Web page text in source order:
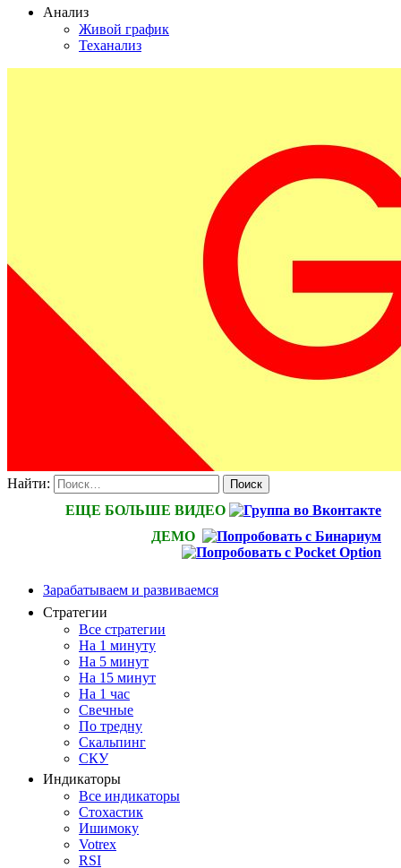
Анализ
Живой график
Теханализ
Найти:
ЕЩЕ БОЛЬШЕ ВИДЕО
ДЕМО
Зарабатываем и развиваемся
Стратегии
Все стратегии
На 1 минуту
На 5 минут
На 15 минут
На 1 час
Свечные
По тредну
Скальпинг
СКУ
Индикаторы
Все индикаторы
Стохастик
Ишимоку
Votrex
RSI